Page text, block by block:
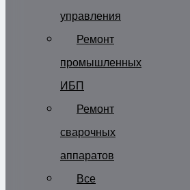
управления
Ремонт
промышленных
ИБП
Ремонт
сварочных
аппаратов
Все